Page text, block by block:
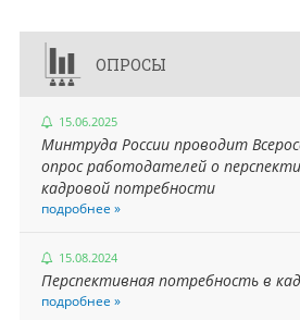
ОПРОСЫ
15.06.2025
Минтруда России проводит
опрос работодателей о
кадровой потребности
подробнее »
15.08.2024
Перспективная потребность в
подробнее »